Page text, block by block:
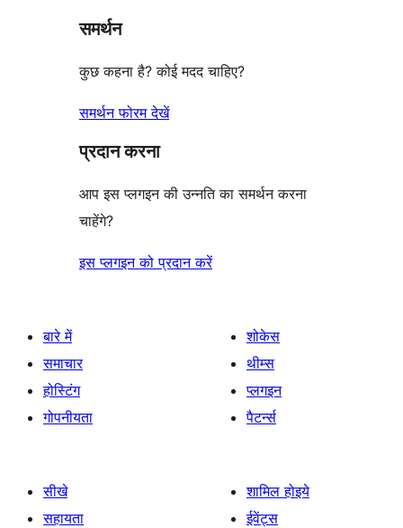
समर्थन
कुछ कहना है? कोई मदद चाहिए?
समर्थन फोरम देखें
प्रदान करना
आप इस प्लगइन की उन्नति का समर्थन करना
चाहेंगे?
इस प्लगइन को प्रदान करें
बारे में
समाचार
होस्टिंग
गोपनीयता
शोकेस
थीम्स
प्लगइन
पैटर्न्स
सीखे
सहायता
शामिल होइये
ईवेंट्स